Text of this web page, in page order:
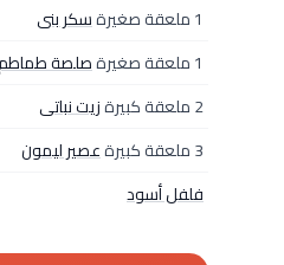
1 ملعقة صغيرة
سكر بنى
1 ملعقة صغيرة
صلصة
2 ملعقة كبيرة
زيت نباتى
3 ملعقة كبيرة
عصير ليمون
فلفل أسود